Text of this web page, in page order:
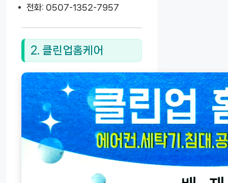
전화: 0507-1352-7957
2. 클린업홈케어